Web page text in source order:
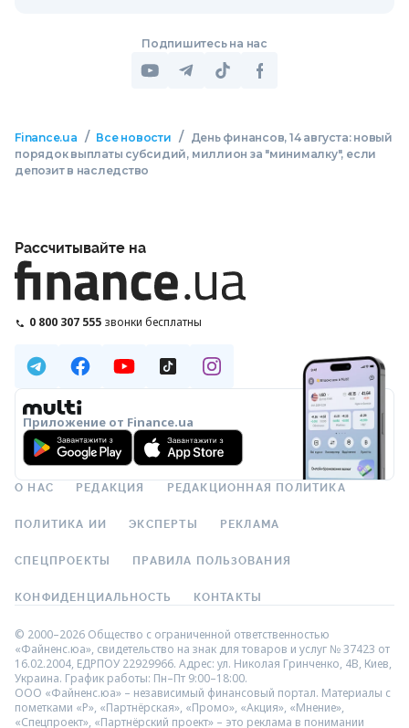
Подпишитесь на нас
Finance.ua / Все новости /
День финансов, 14 августа: новый
порядок выплаты субсидий, миллион за "минималку", если
депозит в наследство
Рассчитывайте на
0 800 307 555 звонки бесплатны
Приложение от Finance.ua
О НАС РЕДАКЦИЯ РЕДАКЦИОННАЯ ПОЛИТИКА
ПОЛИТИКА ИИ ЭКСПЕРТЫ РЕКЛАМА
СПЕЦПРОЕКТЫ ПРАВИЛА ПОЛЬЗОВАНИЯ
КОНФИДЕНЦИАЛЬНОСТЬ КОНТАКТЫ
© 2000–2026 Общество с ограниченной ответственностью
«Файненс.юа», свидетельство на знак для товаров и услуг № 37423 от
16.02.2004, ЕДРПОУ 22929966. Адрес: ул. Николая Гринченко, 4В, Киев,
Украина. График работы: Пн–Пт 9:00–18:00.
ООО «Файненс.юа» – независимый финансовый портал. Материалы с
пометками «Р», «Партнёрская», «Промо», «Акция», «Мнение»,
«Спецпроект», «Партнёрский проект» – это реклама в понимании